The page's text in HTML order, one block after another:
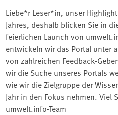
Liebe*r Leser*in, unser
Jahres, deshalb blicken Sie in
feierlichen Launch von
entwickeln wir das Portal unter
von zahlreichen Feedback-
wir die Suche unseres Portals
wie wir die Zielgruppe der
Jahr in den Fokus nehmen. Viel
umwelt.info-Team